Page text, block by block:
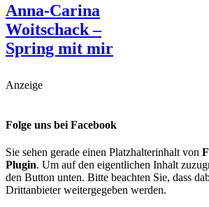
Anna-Carina
Woitschack –
Spring mit mir
Anzeige
Folge uns bei Facebook
Sie sehen gerade einen Platzhalterinhalt von
Plugin. Um auf den eigentlichen Inhalt
den Button unten. Bitte beachten Sie, dass
Drittanbieter weitergegeben werden.